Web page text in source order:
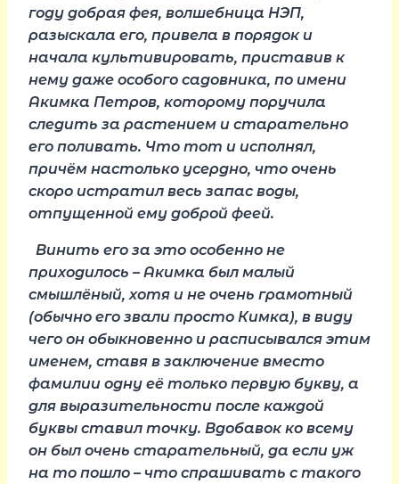
году добрая фея, волшебница НЭП,
разыскала его, привела в порядок и
начала культивировать, приставив к
нему даже особого садовника, по имени
Акимка Петров, которому поручила
следить за растением и старательно
его поливать. Что тот и исполнял,
причём настолько усердно, что очень
скоро истратил весь запас воды,
отпущенной ему доброй феей.
Винить его за это особенно не
приходилось – Акимка был малый
смышлёный, хотя и не очень грамотный
(обычно его звали просто Кимка), в виду
чего он обыкновенно и расписывался этим
именем, ставя в заключение вместо
фамилии одну её только первую букву, а
для выразительности после каждой
буквы ставил точку. Вдобавок ко всему
он был очень старательный, да если уж
на то пошло – что спрашивать с такого